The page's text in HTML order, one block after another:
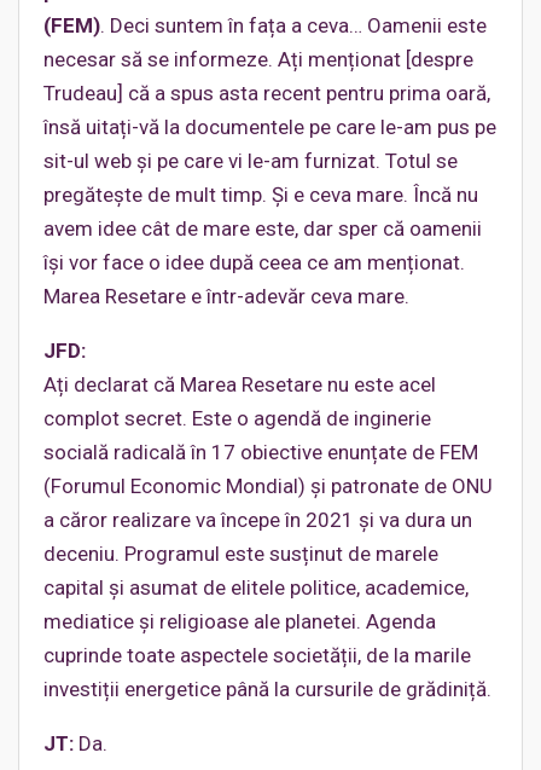
(FEM). Deci suntem în fața a ceva… Oamenii este
necesar să se informeze. Ați menționat [despre
Trudeau] că a spus asta recent pentru prima oară,
însă uitați-vă la documentele pe care le-am pus pe
sit-ul web și pe care vi le-am furnizat. Totul se
pregătește de mult timp. Și e ceva mare. Încă nu
avem idee cât de mare este, dar sper că oamenii
își vor face o idee după ceea ce am menționat.
Marea Resetare e într-adevăr ceva mare.
JFD:
Ați declarat că Marea Resetare nu este acel
complot secret. Este o agendă de inginerie
socială radicală în 17 obiective enunțate de FEM
(Forumul Economic Mondial) și patronate de ONU
a căror realizare va începe în 2021 și va dura un
deceniu. Programul este susținut de marele
capital și asumat de elitele politice, academice,
mediatice și religioase ale planetei. Agenda
cuprinde toate aspectele societății, de la marile
investiții energetice până la cursurile de grădiniță.
JT: Da.